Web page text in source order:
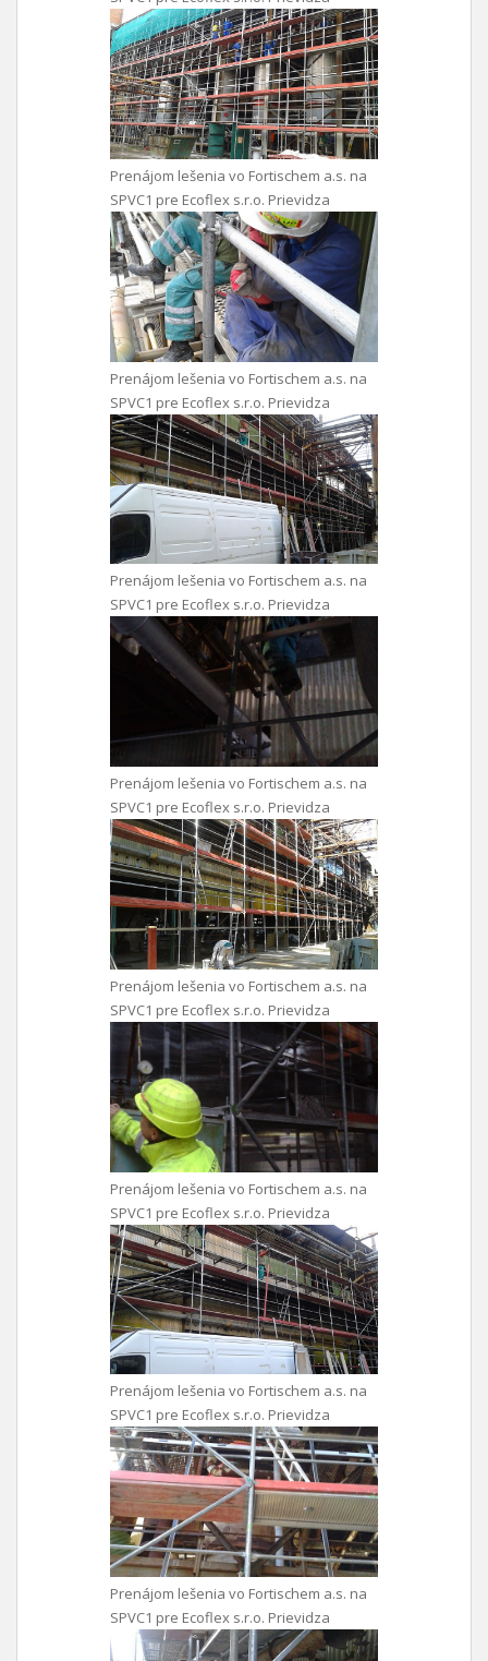
Prenájom lešenia vo Fortischem a.s. na
SPVC1 pre Ecoflex s.r.o. Prievidza
Prenájom lešenia vo Fortischem a.s. na
SPVC1 pre Ecoflex s.r.o. Prievidza
Prenájom lešenia vo Fortischem a.s. na
SPVC1 pre Ecoflex s.r.o. Prievidza
Prenájom lešenia vo Fortischem a.s. na
SPVC1 pre Ecoflex s.r.o. Prievidza
Prenájom lešenia vo Fortischem a.s. na
SPVC1 pre Ecoflex s.r.o. Prievidza
Prenájom lešenia vo Fortischem a.s. na
SPVC1 pre Ecoflex s.r.o. Prievidza
Prenájom lešenia vo Fortischem a.s. na
SPVC1 pre Ecoflex s.r.o. Prievidza
Prenájom lešenia vo Fortischem a.s. na
SPVC1 pre Ecoflex s.r.o. Prievidza